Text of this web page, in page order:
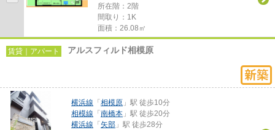
所在階：2階
間取り：1K
面積：26.08㎡
賃貸｜アパート アルスフィルド相模原
横浜線 「 相模原 」駅 徒歩10分
相模線 「 南橋本 」駅 徒歩20分
横浜線 「 矢部 」駅 徒歩28分